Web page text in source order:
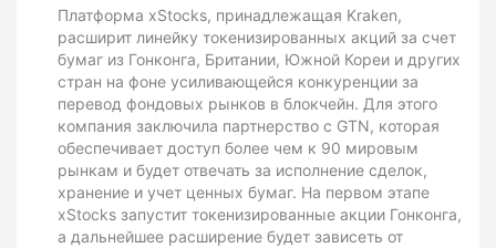
Платформа xStocks, принадлежащая Kraken,
расширит линейку токенизированных акций за счет
бумаг из Гонконга, Британии, Южной Кореи и других
стран на фоне усиливающейся конкуренции за
перевод фондовых рынков в блокчейн. Для этого
компания заключила партнерство с GTN, которая
обеспечивает доступ более чем к 90 мировым
рынкам и будет отвечать за исполнение сделок,
хранение и учет ценных бумаг. На первом этапе
xStocks запустит токенизированные акции Гонконга,
а дальнейшее расширение будет зависеть от